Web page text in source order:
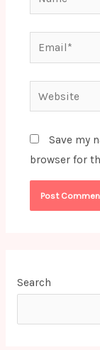
Email*
Website
Save my
browser for
Search